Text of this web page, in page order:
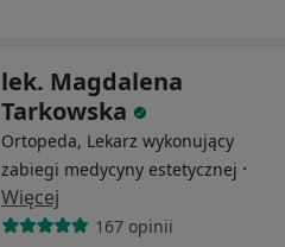
lek. Magdalena
Tarkowska
Ortopeda, Lekarz wykonujący
zabiegi medycyny estetycznej ·
Więcej
167 opinii